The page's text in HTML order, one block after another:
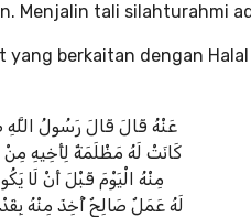
Menjalin tali silahturahmi
yang berkaitan dengan
عَنْهُ قَالَ قَالَ رَسُولُ
كَانَتْ لَهُ مَظْلَمَةٌ لِأَخِيهِ
مِنْهُ الْيَوْمَ قَبْلَ أَنْ لَا
لَهُ عَمَلٌ صَالِحٌ أُخِذَ مِنْهُ